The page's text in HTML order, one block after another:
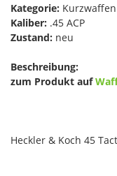
Kategorie:
Kaliber: .45 ACP
Zustand: neu
Beschreibung:
zum Produkt auf
Heckler & Koch 45